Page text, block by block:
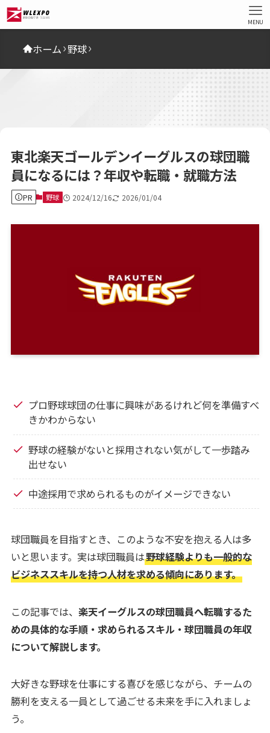
MENU
ホーム 野球
東北楽天ゴールデンイーグルスの球団職
員になるには？年収や転職・就職方法
PR 野球 2024/12/16 2026/01/04
プロ野球球団の仕事に興味があるけれど何を準備すべ
きかわからない
野球の経験がないと採用されない気がして一歩踏み
出せない
中途採用で求められるものがイメージできない
球団職員を目指すとき、このような不安を抱える人は多
いと思います。実は球団職員は野球経験よりも一般的な
ビジネススキルを持つ人材を求める傾向にあります。
この記事では、 楽天イーグルスの球団職員へ転職するた
めの具体的な手順・求められるスキル・球団職員の年収
について解説します。
大好きな野球を仕事にする喜びを感じながら、チームの
勝利を支える一員として過ごせる未来を手に入れましょ
う。